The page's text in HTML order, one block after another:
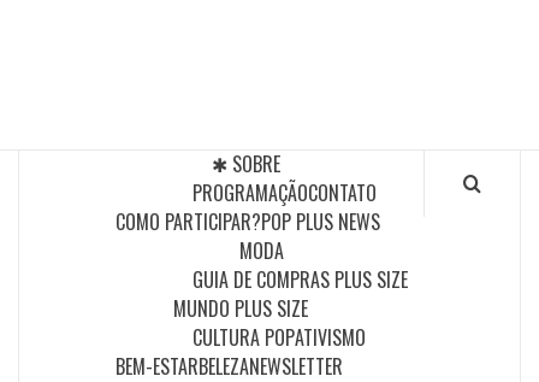
✱ SOBRE
PROGRAMAÇÃOCONTATO
COMO PARTICIPAR?POP PLUS NEWS
MODA
GUIA DE COMPRAS PLUS SIZE
MUNDO PLUS SIZE
CULTURA POPATIVISMO
BEM-ESTARBELEZANEWSLETTER